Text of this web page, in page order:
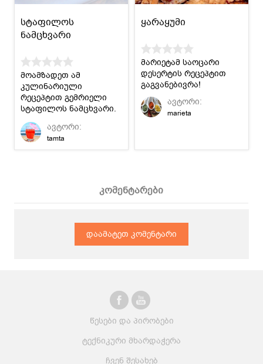
სტაფილოს
ნამცხვარი
მოამზადეთ ამ
კულინარიული
რეცეპტით გემრიელი
სტაფილოს ნამცხვარი.
ნუ მოაკლებთ თავს ამ
სიამოვნებას!
ავტორი:
tamta
ყარაყუმი
მარიეტამ საოცარი
დესერტის რეცეპტით
გაგვანებივრა!
ავტორი:
marieta
კომენტარები
დაამატეთ კომენტარი
ჩვენ შესახებ
წესები და პირობები
ტექნიკური მხარდაჭერა